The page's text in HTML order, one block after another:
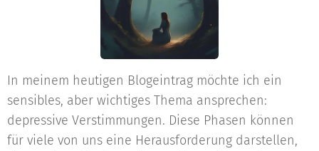
In meinem heutigen Blogeintrag möchte ich ein
sensibles, aber wichtiges Thema ansprechen:
depressive Verstimmungen. Diese Phasen können
für viele von uns eine Herausforderung darstellen,